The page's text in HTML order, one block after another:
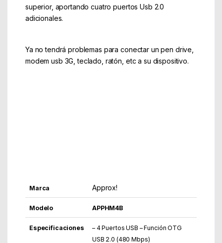
superior, aportando cuatro puertos Usb 2.0
adicionales.
Ya no tendrá problemas para conectar un pen drive,
modem usb 3G, teclado, ratón, etc a su dispositivo.
Marca Approx!
Modelo APPHM4B
Especificaciones
– 4 Puertos USB – Función OTG
USB 2.0 (480 Mbps)